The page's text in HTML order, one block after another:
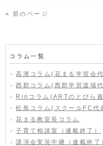
« 前のページ
コラム一覧
高濱コラム(花まる学習会
西郡コラム(西郡学習道場
Rinコラム(ARTのとびら
松島コラム(スクールFC代
花まる教室長コラム
子育て相談室（連載終了）
講演会実況中継（連載終了